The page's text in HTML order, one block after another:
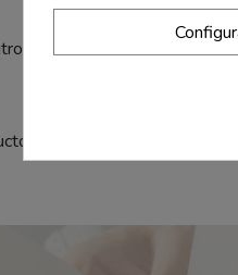
de 14 días a partir de la
es recomendable ponerse